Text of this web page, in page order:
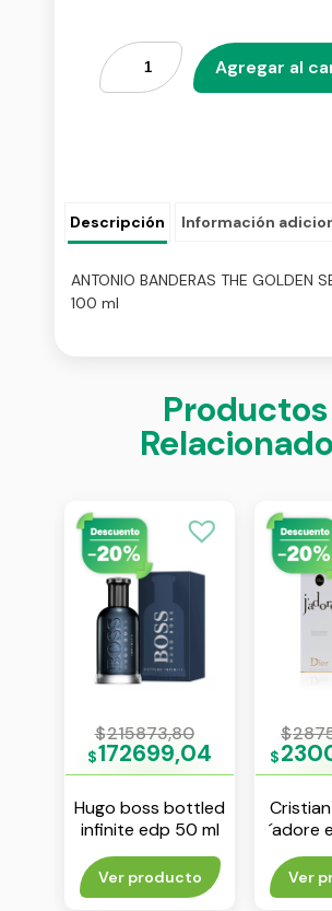
Agregar al
Descripción Información
ANTONIO BANDERAS THE GOLDEN
100 ml
Productos
$215873,80
$172699,04
Hugo boss bottled
infinite edp 50 ml
Ver producto
$
$
´adore
Ver